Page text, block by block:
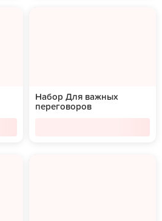
Набор Для важных
переговоров